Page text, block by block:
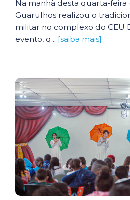
Na manhã desta quarta-feira
Guarulhos realizou o
militar no complexo do CEU
evento, q... [saiba mais]